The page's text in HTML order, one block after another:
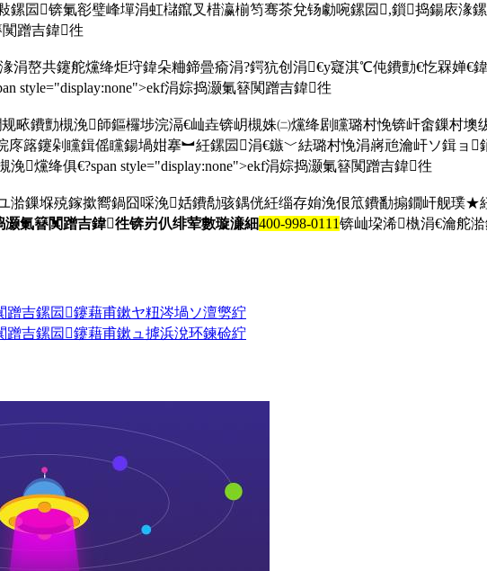
鏍囩锛氭彮璧峰墠涓虹櫧鑹叉棤瀛椾笉骞茶兌钖勮啘鏍囩,鎻捣鍚庡湪
闃蹭吉鍏徃
涓嶅共鑳舵爣绛炬垨鍏朵粬鍗曡瘉涓?鍔犺创涓€у寲淇℃伅鐨勯€忔槑婵
style="display:none">ekf涓婃捣灏氭簮闃蹭吉鍏徃
畩鐨勯槻浼師鏂欏埗浣滆€屾垚锛岄槻姝㈡爣绛剧矘璐村悗锛屽畬鏁村
庝簬鑳剁矘鍓傜矘鍚堝姏搴︼紝鏍囩涓€鏃﹀紶璐村悗涓嶈兘瀹屽ソ鍓ョ
爣绛俱€?span style="display:none">ekf涓婃捣灏氭簮闃蹭吉鍏徃
湁鏁堢殑鎵撳嚮鍋囧啋浼姡鐨勪骇鍝侊紝缁存姢浼佷笟鐨勫搧鐗屽舰璞
灏氭簮闃蹭吉鍏徃锛岃仈绯荤數璇濓細400-998-0111锛屾垜浠槸涓€瀹舵
蹭吉鏍囩鑳藉甫鏉ヤ粈涔堝ソ澶勶紵
蹭吉鏍囩鑳藉甫鏉ュ摢浜涗环鍊硷紵